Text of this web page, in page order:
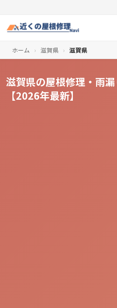
ホーム › 滋賀県 › 滋賀県
滋賀県の屋根修理・雨
【2026年最新】